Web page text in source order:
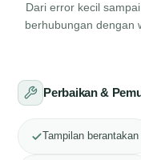
Dari error kecil
berhubungan dengan
Perbaikan &
Tampilan berantakan